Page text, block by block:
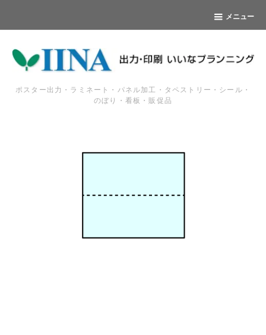
メニュー
ポスター出力・ラミネート・パネル加工・タペストリー・シール・
のぼり・看板・販促品